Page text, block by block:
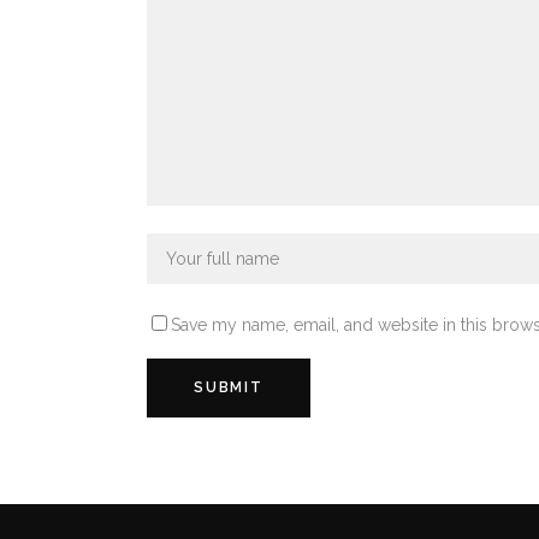
Save my name, email, and website in this